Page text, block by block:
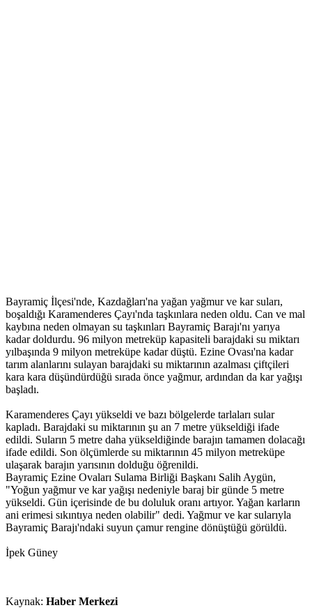
Bayramiç İlçesi'nde, Kazdağları'na yağan yağmur ve kar suları,
boşaldığı Karamenderes Çayı'nda taşkınlara neden oldu. Can ve mal
kaybına neden olmayan su taşkınları Bayramiç Barajı'nı yarıya
kadar doldurdu. 96 milyon metreküp kapasiteli barajdaki su miktarı
yılbaşında 9 milyon metreküpe kadar düştü. Ezine Ovası'na kadar
tarım alanlarını sulayan barajdaki su miktarının azalması çiftçileri
kara kara düşündürdüğü sırada önce yağmur, ardından da kar yağışı
başladı.
Karamenderes Çayı yükseldi ve bazı bölgelerde tarlaları sular
kapladı. Barajdaki su miktarının şu an 7 metre yükseldiği ifade
edildi. Suların 5 metre daha yükseldiğinde barajın tamamen dolacağı
ifade edildi. Son ölçümlerde su miktarının 45 milyon metreküpe
ulaşarak barajın yarısının dolduğu öğrenildi.
Bayramiç Ezine Ovaları Sulama Birliği Başkanı Salih Aygün,
"Yoğun yağmur ve kar yağışı nedeniyle baraj bir günde 5 metre
yükseldi. Gün içerisinde de bu doluluk oranı artıyor. Yağan karların
ani erimesi sıkıntıya neden olabilir" dedi. Yağmur ve kar sularıyla
Bayramiç Barajı'ndaki suyun çamur rengine dönüştüğü görüldü.
İpek Güney
Kaynak: Haber Merkezi